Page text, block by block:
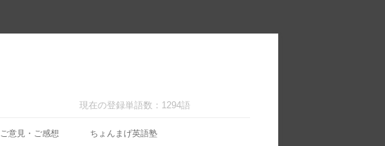
現在の登録単語数：1294語
ご意見・ご感想 ちょんまげ英語塾